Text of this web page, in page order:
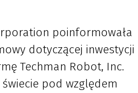
poinformowała
dotyczącej inwestycji
Techman Robot, Inc.
pod względem